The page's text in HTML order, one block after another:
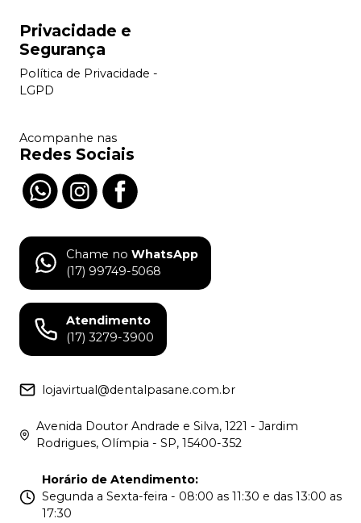
Privacidade e
Segurança
Política de Privacidade -
LGPD
Acompanhe nas
Redes Sociais
Chame no WhatsApp
(17) 99749-5068
Atendimento
(17) 3279-3900
lojavirtual@dentalpasane.com.br
Avenida Doutor Andrade e Silva, 1221 - Jardim
Rodrigues, Olímpia - SP, 15400-352
Horário de Atendimento:
Segunda a Sexta-feira - 08:00 as 11:30 e das 13:00 as
17:30